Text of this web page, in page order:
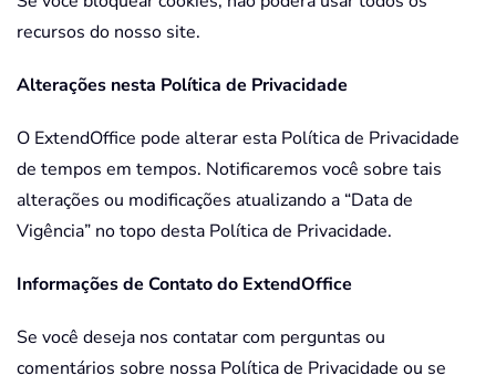
recursos do nosso site.
Alterações nesta Política de Privacidade
O ExtendOffice pode alterar esta Política de Privacidade
de tempos em tempos. Notificaremos você sobre tais
alterações ou modificações atualizando a “Data de
Vigência” no topo desta Política de Privacidade.
Informações de Contato do ExtendOffice
Se você deseja nos contatar com perguntas ou
comentários sobre nossa Política de Privacidade ou se